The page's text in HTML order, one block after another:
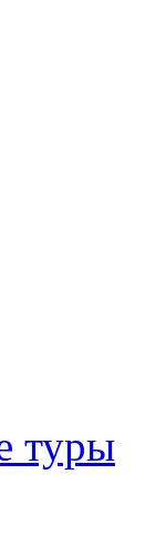
туры